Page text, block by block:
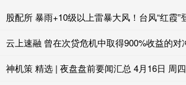
神机策 精选 | 夜盘盘前要闻汇总 4月16日 周四